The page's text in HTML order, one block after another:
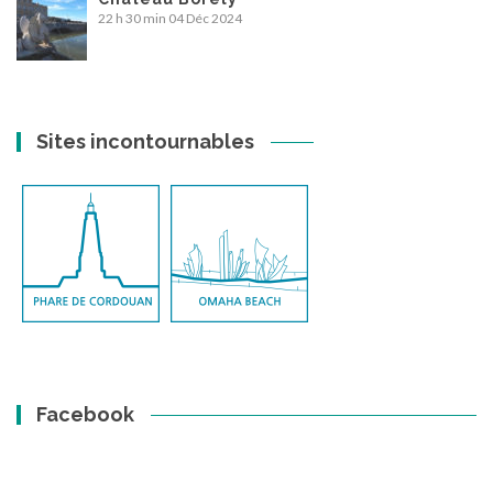
22 h 30 min 04 Déc 2024
Sites incontournables
Facebook